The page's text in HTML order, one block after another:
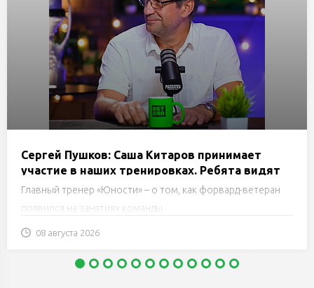
Сергей Пушков: Саша Китаров принимает
участие в наших тренировках. Ребята видят
это и понимают, как нужно трудиться
Главный тренер «Юности» – о том, как форвард-ветеран
появился на занятиях команды.
08 августа 2026